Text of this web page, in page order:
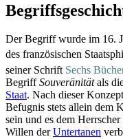
Der Begriff wurde im 16.
des französischen
seiner Schrift Sechs
BegriffSouveränitätals
Staat. Nach dieser
Befugnis stets allein dem
sein und es dem
Willen derUntertanen